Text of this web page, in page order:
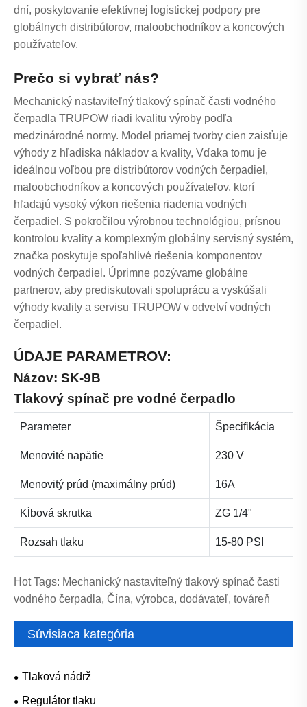
dní, poskytovanie efektívnej logistickej podpory pre
globálnych distribútorov, maloobchodníkov a koncových
používateľov.
Prečo si vybrať nás?
Mechanický nastaviteľný tlakový spínač časti vodného
čerpadla TRUPOW riadi kvalitu výroby podľa
medzinárodné normy. Model priamej tvorby cien zaisťuje
výhody z hľadiska nákladov a kvality, Vďaka tomu je
ideálnou voľbou pre distribútorov vodných čerpadiel,
maloobchodníkov a koncových používateľov, ktorí
hľadajú vysoký výkon riešenia riadenia vodných
čerpadiel. S pokročilou výrobnou technológiou, prísnou
kontrolou kvality a komplexným globálny servisný systém,
značka poskytuje spoľahlivé riešenia komponentov
vodných čerpadiel. Úprimne pozývame globálne
partnerov, aby prediskutovali spoluprácu a vyskúšali
výhody kvality a servisu TRUPOW v odvetví vodných
čerpadiel.
ÚDAJE PARAMETROV:
Názov: SK-9B
Tlakový spínač pre vodné čerpadlo
Parameter Špecifikácia
Menovité napätie 230 V
Menovitý prúd (maximálny prúd) 16A
Kĺbová skrutka ZG 1/4"
Rozsah tlaku 15-80 PSI
Hot Tags: Mechanický nastaviteľný tlakový spínač časti
vodného čerpadla, Čína, výrobca, dodávateľ, továreň
Súvisiaca kategória
Tlaková nádrž
Regulátor tlaku